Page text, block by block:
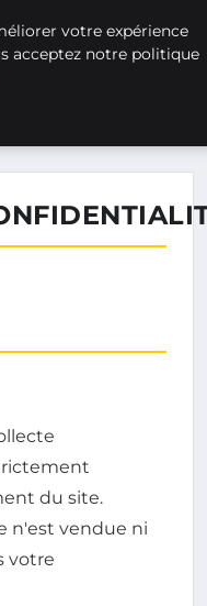
du site.
n'est vendue ni
votre
votre expérience
acceptez notre politique